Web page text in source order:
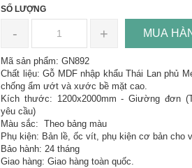
SỐ LƯỢNG
- + MUA
Mã sản phẩm: GN892
Chất liệu: Gỗ MDF nhập khẩu Thái Lan phủ
chống ẩm ướt và xước bề mặt cao.
Kích thước: 1200x2000mm - Giường đơn
yêu cầu)
Màu sắc: Theo bảng màu
Phụ kiện: Bản lề, ốc vít, phụ kiện cơ bản cho
Bảo hành: 24 tháng
Giao hàng: Giao hàng toàn quốc.